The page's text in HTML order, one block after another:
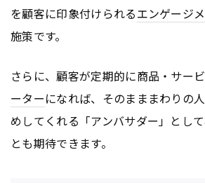
を顧客に印象付けられるエンゲージ
施策です。
さらに、顧客が定期的に商品・サー
ーターになれば、そのまままわりの
めしてくれる「アンバサダー」とし
とも期待できます。